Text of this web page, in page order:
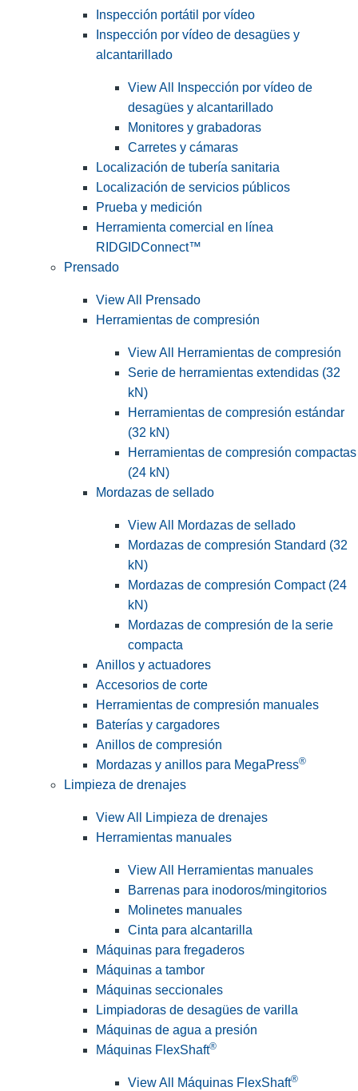
Inspección portátil por vídeo
Inspección por vídeo de desagües y
alcantarillado
View All Inspección por vídeo de
desagües y alcantarillado
Monitores y grabadoras
Carretes y cámaras
Localización de tubería sanitaria
Localización de servicios públicos
Prueba y medición
Herramienta comercial en línea
RIDGIDConnect™
Prensado
View All Prensado
Herramientas de compresión
View All Herramientas de compresión
Serie de herramientas extendidas (32
kN)
Herramientas de compresión estándar
(32 kN)
Herramientas de compresión compactas
(24 kN)
Mordazas de sellado
View All Mordazas de sellado
Mordazas de compresión Standard (32
kN)
Mordazas de compresión Compact (24
kN)
Mordazas de compresión de la serie
compacta
Anillos y actuadores
Accesorios de corte
Herramientas de compresión manuales
Baterías y cargadores
Anillos de compresión
Mordazas y anillos para MegaPress®
Limpieza de drenajes
View All Limpieza de drenajes
Herramientas manuales
View All Herramientas manuales
Barrenas para inodoros/mingitorios
Molinetes manuales
Cinta para alcantarilla
Máquinas para fregaderos
Máquinas a tambor
Máquinas seccionales
Limpiadoras de desagües de varilla
Máquinas de agua a presión
Máquinas FlexShaft®
View All Máquinas FlexShaft®